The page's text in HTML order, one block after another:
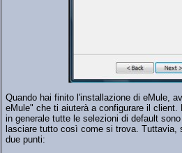
Quando hai finito l'installazione di eMule,
eMule" che ti aiuterà a configurare il
in generale tutte le selezioni di default
lasciare tutto così come si trova. Tuttavia,
due punti: